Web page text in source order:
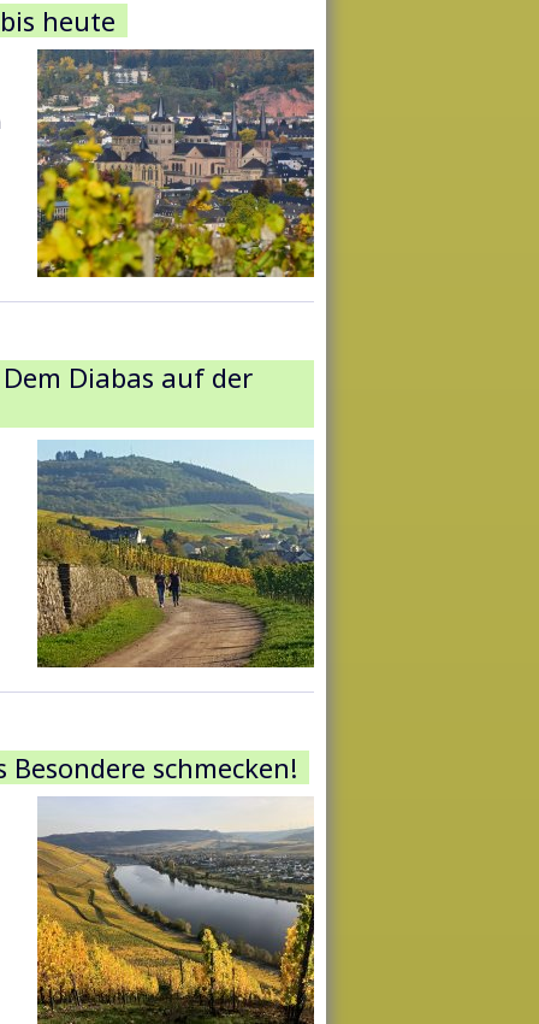
heute
Diabas auf der
schmecken!